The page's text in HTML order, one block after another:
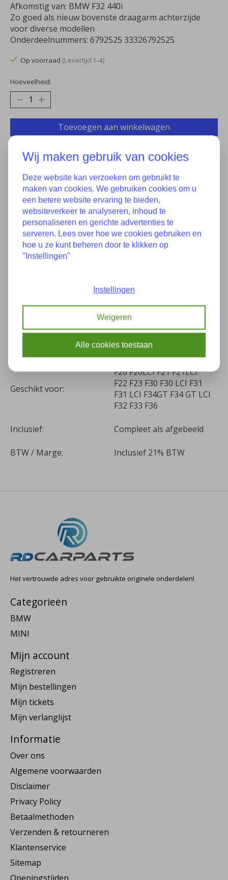
Afkomstig van: BMW F32 440i
Zo goed als nieuw bovenste draagarm achterzijde
voor diverse modellen
Onderdeelnummers: 6792525 33326792525
Op voorraad (Levertijd:1-4)
Hoeveelheid:
Toevoegen aan winkelwagen
Toevoegen om te vergelijken
Specificaties
11-2016
126
Geschikt voor:
F20 F20LCI F21 F21LCI
F22 F23 F30 F30 LCI F31
F31 LCI F34GT F34 GT LCI
F32 F33 F36
Inclusief: Compleet als afgebeeld
BTW / Marge: Inclusief 21% BTW
Het vertrouwde adres voor gebruikte originele onderdelen!
Categorieën
BMW
MINI
Mijn account
Registreren
Mijn bestellingen
Mijn tickets
Mijn verlanglijst
Informatie
Over ons
Algemene voorwaarden
Disclaimer
Privacy Policy
Betaalmethoden
Verzenden & retourneren
Klantenservice
Sitemap
Wij maken gebruik van cookies
Deze website kan verzoeken om gebruikt te
maken van cookies. We gebruiken cookies om u
een betere website ervaring te bieden,
websiteverkeer te analyseren, inhoud te
personaliseren en gerichte advertenties te
serveren. Lees over hoe we cookies gebruiken en
hoe u ze kunt beheren door te klikken op
"Instellingen"
Instellingen
Weigeren
Alle cookies toestaan